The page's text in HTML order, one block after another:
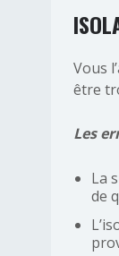
Vous
être
Les
La
de